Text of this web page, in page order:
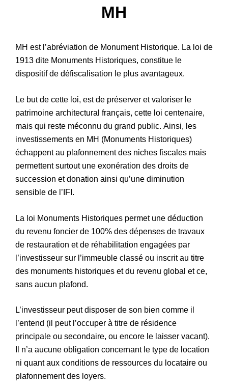
Patrimoine
MH
MH est l’abréviation de Monument Historique. La loi de
1913 dite Monuments Historiques, constitue le
dispositif de défiscalisation le plus avantageux.
Le but de cette loi, est de préserver et valoriser le
patrimoine architectural français, cette loi centenaire,
mais qui reste méconnu du grand public. Ainsi, les
investissements en MH (Monuments Historiques)
échappent au plafonnement des niches fiscales mais
permettent surtout une exonération des droits de
succession et donation ainsi qu’une diminution
sensible de l’IFI.
La loi Monuments Historiques permet une déduction
du revenu foncier de 100% des dépenses de travaux
de restauration et de réhabilitation engagées par
l’investisseur sur l’immeuble classé ou inscrit au titre
des monuments historiques et du revenu global et ce,
sans aucun plafond.
L’investisseur peut disposer de son bien comme il
l’entend (il peut l’occuper à titre de résidence
principale ou secondaire, ou encore le laisser vacant).
Il n’a aucune obligation concernant le type de location
ni quant aux conditions de ressources du locataire ou
plafonnement des loyers.